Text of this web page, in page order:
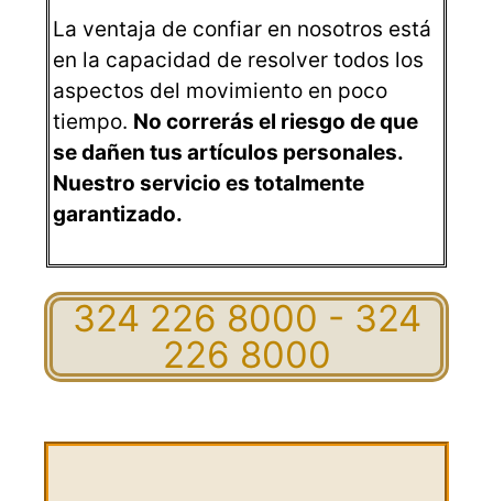
La ventaja de confiar en nosotros está
en la capacidad de resolver todos los
aspectos del movimiento en poco
tiempo. No correrás el riesgo de que
se dañen tus artículos personales.
Nuestro servicio es totalmente
garantizado.
324 226 8000 - 324
226 8000